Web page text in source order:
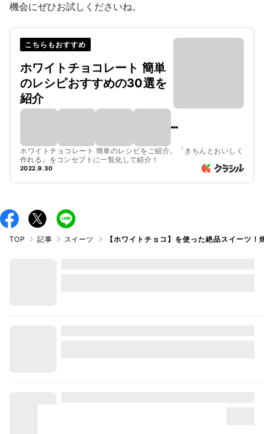
機会にぜひお試しくださいね。
こちらもおすすめ
ホワイトチョコレート 簡単
のレシピおすすめの30選を
紹介
ホワイトチョコレート 簡単のレシピをご紹介。「きちんとおいしく
作れる」をコンセプトに一覧化して紹介！
2022.9.30
TOP 記事 スイーツ 【ホワイトチョコ】を使った絶品スイーツ